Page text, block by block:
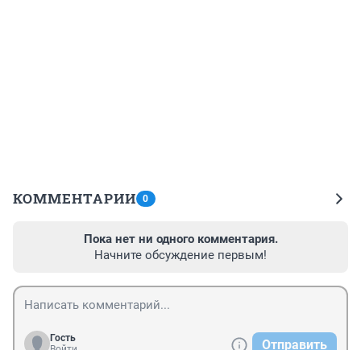
КОММЕНТАРИИ 0
Пока нет ни одного комментария.
Начните обсуждение первым!
Гость
Отправить